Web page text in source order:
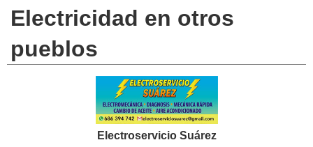
Electricidad en otros
pueblos
Electroservicio Suárez